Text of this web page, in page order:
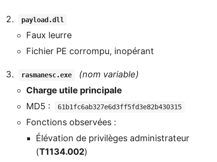
payload.dll
Faux leurre
Fichier PE corrompu, inopérant
rasmanesc.exe
(nom variable)
Charge utile principale
MD5 :
61b1fc6ab327e6d3ff5fd3e82b430315
Fonctions observées :
Élévation de privilèges administrateur
(T1134.002)